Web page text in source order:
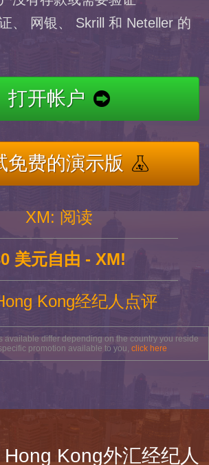
、 网银、 Skrill 和 Neteller 的
打开帐户
免费的演示版
XM: 阅读
美元自由 - XM!
Kong经纪人点评
available differ depending on the country you reside
promotion available to you, click here
Hong Kong外汇经纪人